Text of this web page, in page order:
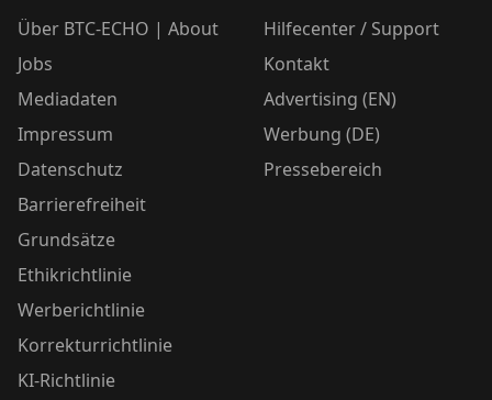
Über BTC-ECHO | About
Jobs
Mediadaten
Impressum
Datenschutz
Barrierefreiheit
Grundsätze
Ethikrichtlinie
Werberichtlinie
Korrekturrichtlinie
KI-Richtlinie
Hilfecenter / Support
Kontakt
Advertising (EN)
Werbung (DE)
Pressebereich